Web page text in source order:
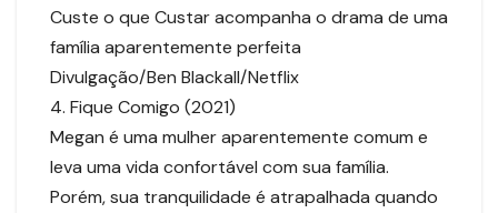
Custe o que Custar acompanha o drama de uma
família aparentemente perfeita
Divulgação/Ben Blackall/Netflix
4. Fique Comigo (2021)
Megan é uma mulher aparentemente comum e
leva uma vida confortável com sua família.
Porém, sua tranquilidade é atrapalhada quando